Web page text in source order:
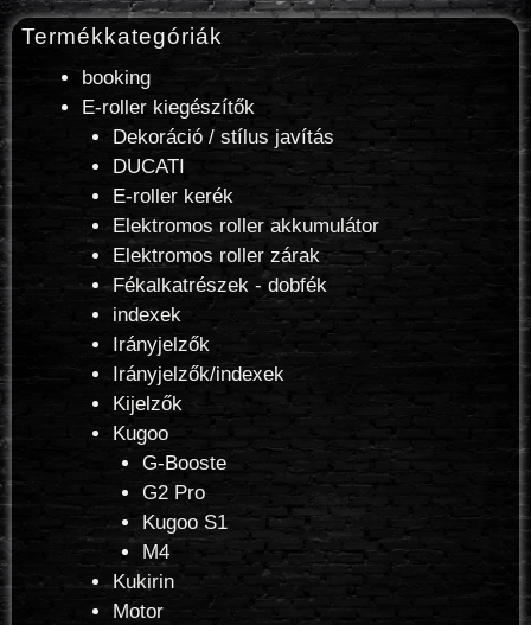
Termékkategóriák
booking
E-roller kiegészítők
Dekoráció / stílus javítás
DUCATI
E-roller kerék
Elektromos roller akkumulátor
Elektromos roller zárak
Fékalkatrészek - dobfék
indexek
Irányjelzők
Irányjelzők/indexek
Kijelzők
Kugoo
G-Booste
G2 Pro
Kugoo S1
M4
Kukirin
Motor